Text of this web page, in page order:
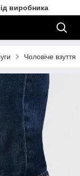
виробника
Чоловіче взуття